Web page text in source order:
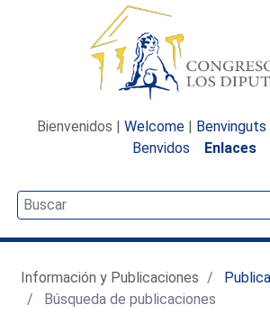
Bienvenidos | Welcome | Benvinguts
Benvidos
Enlaces
Información y Publicaciones
Búsqueda de publicaciones